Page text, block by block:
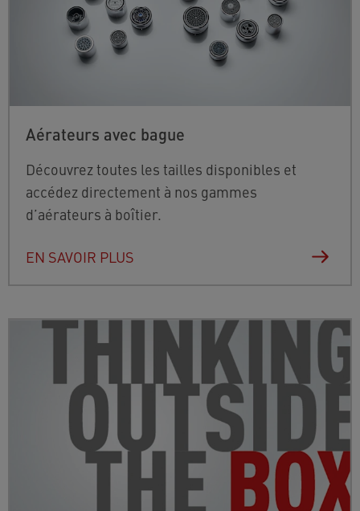
Aérateurs avec bague
Découvrez toutes les tailles disponibles et
accédez directement à nos gammes
d’aérateurs à boîtier.
EN SAVOIR PLUS